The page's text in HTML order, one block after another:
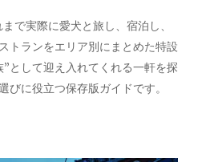
で実際に愛犬と旅し、宿泊し、
トランをエリア別にまとめた特設
として迎え入れてくれる一軒を探
びに役立つ保存版ガイドです。